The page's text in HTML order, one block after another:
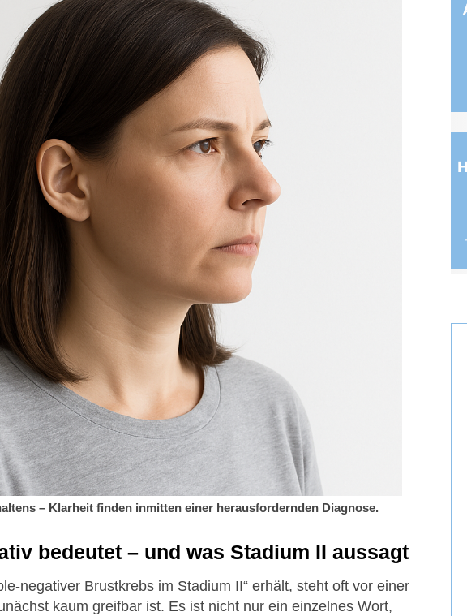
– Klarheit finden inmitten einer herausfordernden Diagnose.
bedeutet – und was Stadium II aussagt
negativer Brustkrebs im Stadium II“ erhält, steht oft vor einer
kaum greifbar ist. Es ist nicht nur ein einzelnes Wort,